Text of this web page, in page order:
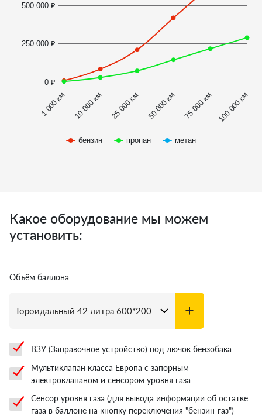
бензин пропан метан
1 000 км 10 000 км 25 000 км 50 000 км 75 000 км 100 000 км
0 ₽
250 000 ₽
500 000 ₽
Какое оборудование мы можем
установить:
Объём баллона
ВЗУ (Заправочное устройство) под лючок бензобака
Мультиклапан класса Европа с запорным
электроклапаном и сенсором уровня газа
Сенсор уровня газа (для вывода информации об остатке
газа в баллоне на кнопку переключения "бензин-газ")